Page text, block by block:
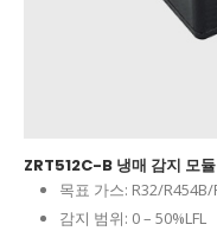
ZRT512C-B 냉매 감지 모
목표 가스: R32/R454B/
감지 범위: 0 – 50%LFL